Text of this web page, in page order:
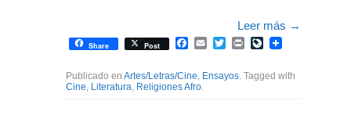
Leer más →
Share Post Facebook
EmailTwitterPrintLiveJournal
Publicado en Artes/Letras/Cine, Ensayos. Tagged with
Cine, Literatura, Religiones Afro.